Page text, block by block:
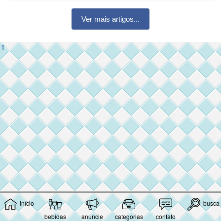
início
bebidas
anuncie categorias contato
busca
Ver mais artigos...
⇑